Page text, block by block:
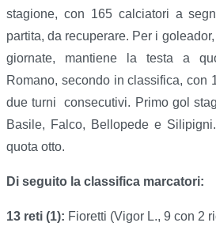
stagione, con 165 calciatori a
partita, da recuperare. Per i
giornate, mantiene la testa a
Romano, secondo in classifica, con
due turni
consecutivi. Primo gol
Basile, Falco, Bellopede e
quota otto.
Di seguito la classifica marcatori:
13 reti (1): Fioretti (Vigor L., 9 con 2